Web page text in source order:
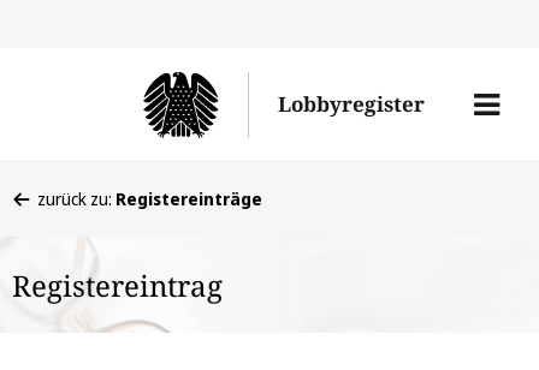
Lobbyregister
Menü
befinden
hier:
zurück zu: Registereinträge
Registereintrag